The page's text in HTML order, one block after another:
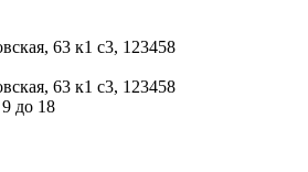
63 к1 с3, 123458
63 к1 с3, 123458
до 18